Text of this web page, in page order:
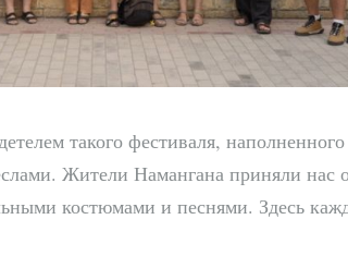
такого фестиваля,
Жители Намангана приняли нас
костюмами и песнями. Здесь